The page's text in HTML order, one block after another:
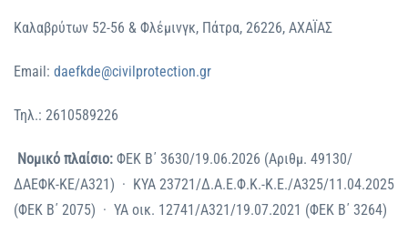
Καλαβρύτων 52-56 & Φλέμινγκ, Πάτρα, 26226, ΑΧΑΪΑΣ
Email: daefkde@civilprotection.gr
Τηλ.: 2610589226
Νομικό πλαίσιο: ΦΕΚ Β΄ 3630/19.06.2026 (Αριθμ. 49130/
ΔΑΕΦΚ-ΚΕ/A321) · ΚΥΑ 23721/Δ.Α.Ε.Φ.Κ.-Κ.Ε./Α325/11.04.2025
(ΦΕΚ Β΄ 2075) · ΥΑ οικ. 12741/Α321/19.07.2021 (ΦΕΚ Β΄ 3264)